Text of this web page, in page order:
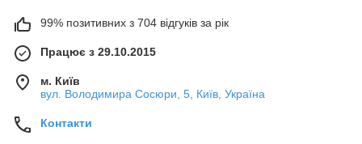
99% позитивних з 704 відгуків за рік
Працює з 29.10.2015
м. Київ
вул. Володимира Сосюри, 5, Київ, Україна
Контакти